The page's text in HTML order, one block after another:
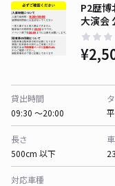
P2歴博
大演会
貸出時間
09:30 〜20:00
長さ
500cm 以下
対応車種